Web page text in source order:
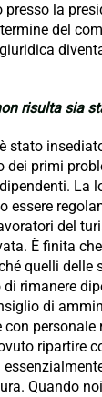
la
del
risulta sia
stato
dei primi
La
essere
del
È finita
quelli delle
rimanere
di
ripartire
Quando